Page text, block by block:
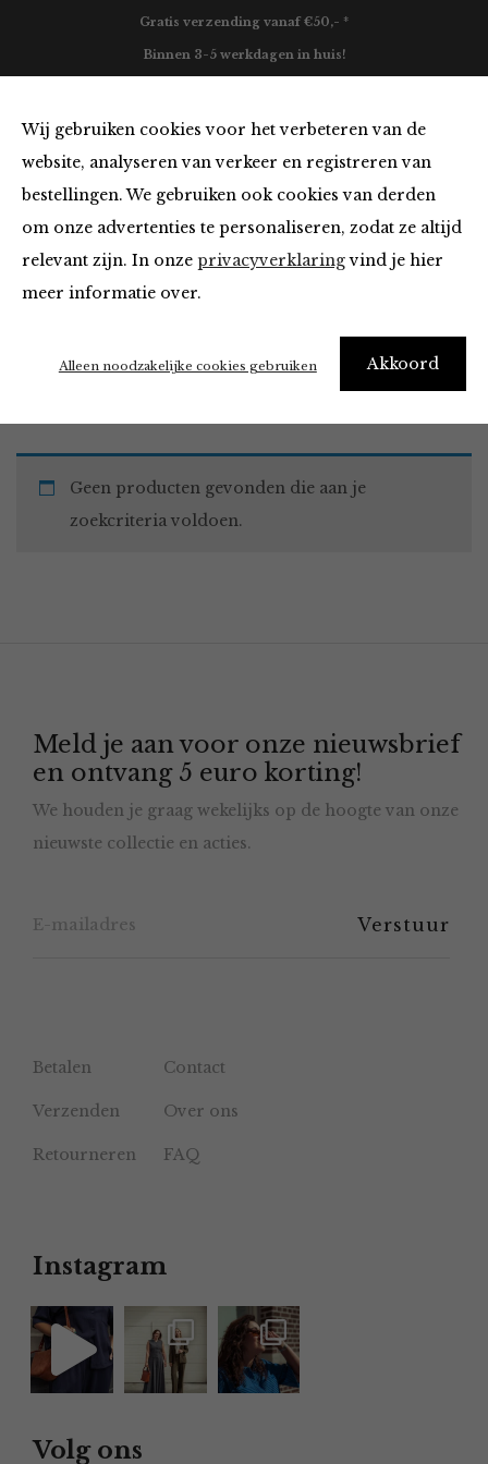
Wij gebruiken cookies voor het verbeteren van de
website, analyseren van verkeer en registreren van
bestellingen. We gebruiken ook cookies van derden
om onze advertenties te personaliseren, zodat ze altijd
relevant zijn. In onze privacyverklaringvind je hier
meer informatie over.
Akkoord
Alleen noodzakelijke cookies gebruiken
Gratis verzending vanaf €50,- *
Binnen 3-5 werkdagen in huis!
Jurken en Rokken
Home Winkel Kleding Jurken en Rokken
Geen producten gevonden die aan je
zoekcriteria voldoen.
Meld je aan voor onze nieuwsbrief
en ontvang 5 euro korting!
We houden je graag wekelijks op de hoogte van onze
nieuwste collectie en acties.
Betalen Contact
Verzenden Over ons
Retourneren FAQ
Instagram
Volg ons